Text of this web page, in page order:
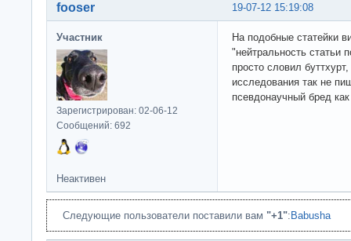
19-07-12 15:19:08
fooser
Участник
Зарегистрирован: 02-06-12
Сообщений: 692
На подобные статейки
"нейтральность статьи
просто словил
исследования так не
псевдонаучный бред
Неактивен
Следующие пользователи поставили вам "+1": Babusha